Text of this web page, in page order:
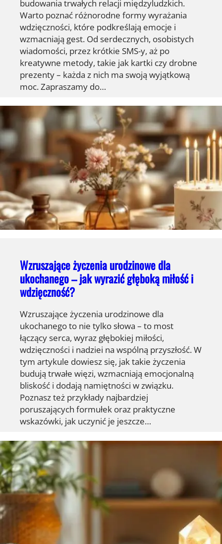
budowania trwałych relacji międzyludzkich.
Warto poznać różnorodne formy wyrażania
wdzięczności, które podkreślają emocje i
wzmacniają gest. Od serdecznych, osobistych
wiadomości, przez krótkie SMS-y, aż po
kreatywne metody, takie jak kartki czy drobne
prezenty – każda z nich ma swoją wyjątkową
moc. Zapraszamy do…
Wzruszające życzenia urodzinowe dla
ukochanego – jak wyrazić głęboką miłość i
wdzięczność?
Wzruszające życzenia urodzinowe dla
ukochanego to nie tylko słowa – to most
łączący serca, wyraz głębokiej miłości,
wdzięczności i nadziei na wspólną przyszłość. W
tym artykule dowiesz się, jak takie życzenia
budują trwałe więzi, wzmacniają emocjonalną
bliskość i dodają namiętności w związku.
Poznasz też przykłady najbardziej
poruszających formułek oraz praktyczne
wskazówki, jak uczynić je jeszcze…